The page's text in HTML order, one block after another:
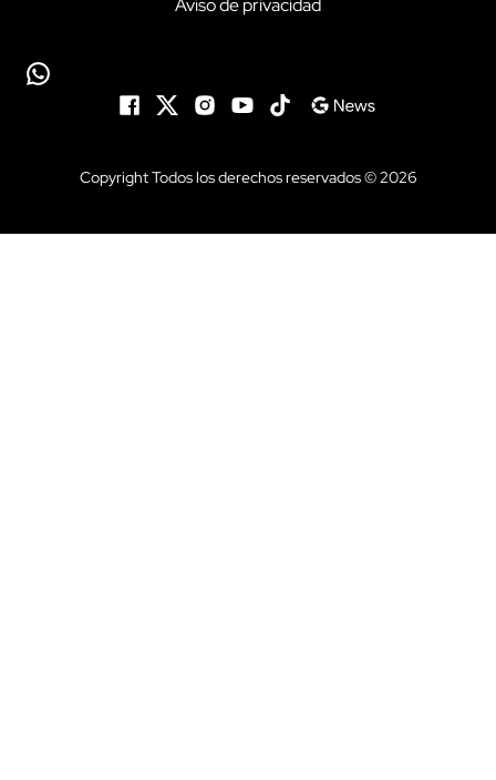
Copyright Todos los derechos reservados © 2026